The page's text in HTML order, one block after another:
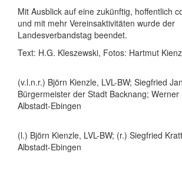
Mit Ausblick auf eine zukünftig, hoffentlich
und mit mehr Vereinsaktivitäten wurde der
Landesverbandstag beendet.
Text: H.G. Kleszewski, Fotos: Hartmut
(v.l.n.r.) Björn Kienzle, LVL-BW; Siegfried
Bürgermeister der Stadt Backnang;
Albstadt-Ebingen
(l.) Björn Kienzle, LVL-BW; (r.) Siegfried
Albstadt-Ebingen